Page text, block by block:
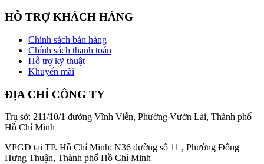
HỖ TRỢ KHÁCH HÀNG
Chính sách bán hàng
Chính sách thanh toán
Hỗ trợ kỹ thuật
Khuyến mãi
ĐỊA CHỈ CÔNG TY
Trụ sở: 211/10/1 đường Vĩnh Viễn, Phường Vườn Lài, Thành phố
Hồ Chí Minh
VPGD tại TP. Hồ Chí Minh: N36 đường số 11 , Phường Đông
Hưng Thuận, Thành phố Hồ Chí Minh